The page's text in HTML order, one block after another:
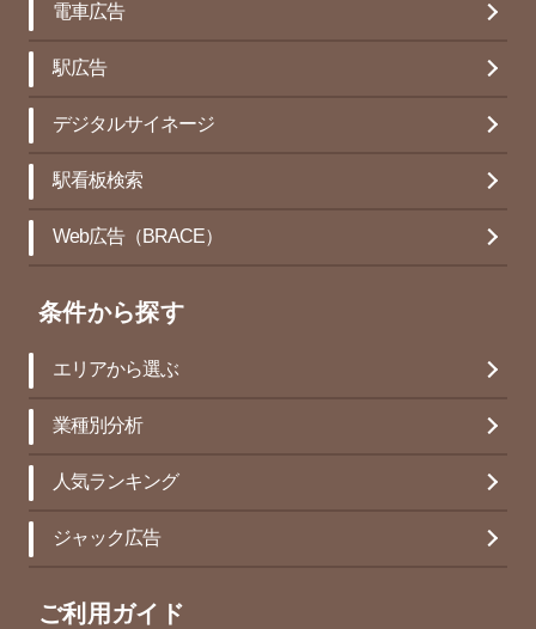
電車広告
駅広告
デジタルサイネージ
駅看板検索
Web広告（BRACE）
条件から探す
エリアから選ぶ
業種別分析
人気ランキング
ジャック広告
ご利用ガイド